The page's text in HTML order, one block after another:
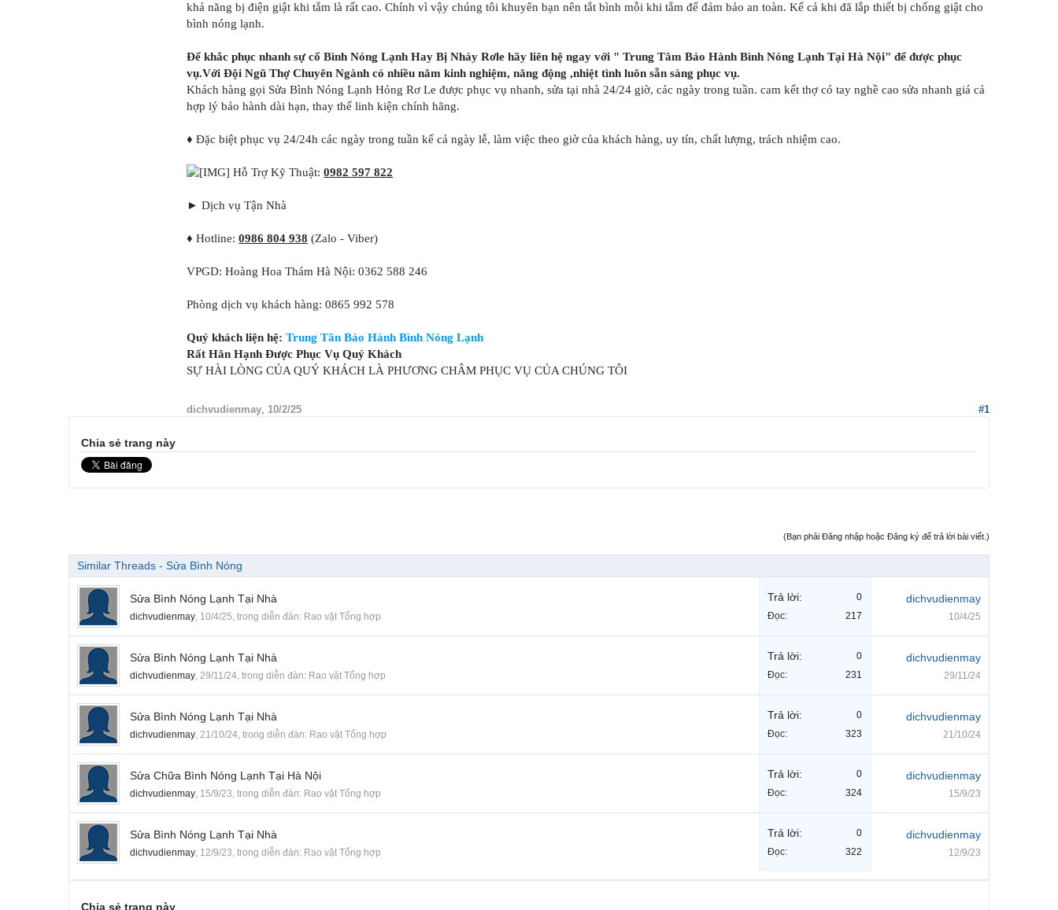
khả năng bị điện giật khi tắm là rất cao. Chính vì vậy chúng tôi khuyên bạn nên tắt bình mỗi khi tắm để đảm bảo an toàn. Kể cả khi đã lắp thiết bị chống giật cho
bình nóng lạnh.
Để khắc phục nhanh sự cố Bình Nóng Lạnh Hay Bị Nhảy Rơle hãy liên hệ ngay với " Trung Tâm Bảo Hành Bình Nóng Lạnh Tại Hà Nội" để được phục
vụ.Với Đội Ngũ Thợ Chuyên Ngành có nhiều năm kinh nghiệm, năng động ,nhiệt tình luôn sẵn sàng phục vụ.
Khách hàng gọi Sửa Bình Nóng Lạnh Hỏng Rơ Le được phục vụ nhanh, sửa tại nhà 24/24 giờ, các ngày trong tuần. cam kết thợ có tay nghề cao sửa nhanh giá cả
hợp lý bảo hành dài hạn, thay thế linh kiện chính hãng.
♦ Đặc biệt phục vụ 24/24h các ngày trong tuần kể cả ngày lễ, làm việc theo giờ của khách hàng, uy tín, chất lượng, trách nhiệm cao.
Hỗ Trợ Kỹ Thuật: 0982 597 822
► Dịch vụ Tận Nhà
♦ Hotline: 0986 804 938 (Zalo - Viber)
VPGD: Hoàng Hoa Thám Hà Nội: 0362 588 246
Phòng dịch vụ khách hàng: 0865 992 578
Quý khách liện hệ: Trung Tân Bảo Hành Bình Nóng Lạnh
Rất Hân Hạnh Được Phục Vụ Quý Khách
SỰ HÀI LÒNG CỦA QUÝ KHÁCH LÀ PHƯƠNG CHÂM PHỤC VỤ CỦA CHÚNG TÔI
dichvudienmay, 10/2/25 #1
Chia sẻ trang này
(Bạn phải Đăng nhập hoặc Đăng ký để trả lời bài viết.)
Similar Threads - Sửa Bình Nóng
Sửa Bình Nóng Lạnh Tại Nhà
dichvudienmay, 10/4/25, trong diễn đàn: Rao vặt Tổng hợp
Trả lời:
0
Đọc:
217
dichvudienmay
10/4/25
Sửa Bình Nóng Lạnh Tại Nhà
dichvudienmay, 29/11/24, trong diễn đàn: Rao vặt Tổng hợp
Trả lời:
0
Đọc:
231
dichvudienmay
29/11/24
Sửa Bình Nóng Lạnh Tại Nhà
dichvudienmay, 21/10/24, trong diễn đàn: Rao vặt Tổng hợp
Trả lời:
0
Đọc:
323
dichvudienmay
21/10/24
Sửa Chữa Bình Nóng Lạnh Tại Hà Nội
dichvudienmay, 15/9/23, trong diễn đàn: Rao vặt Tổng hợp
Trả lời:
0
Đọc:
324
dichvudienmay
15/9/23
Sửa Bình Nóng Lạnh Tại Nhà
dichvudienmay, 12/9/23, trong diễn đàn: Rao vặt Tổng hợp
Trả lời:
0
Đọc:
322
dichvudienmay
12/9/23
Chia sẻ trang này